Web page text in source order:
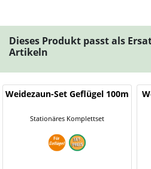
Dieses Produkt passt als
Artikeln
Weidezaun-Set Geflügel 100m
Stationäres Komplettset